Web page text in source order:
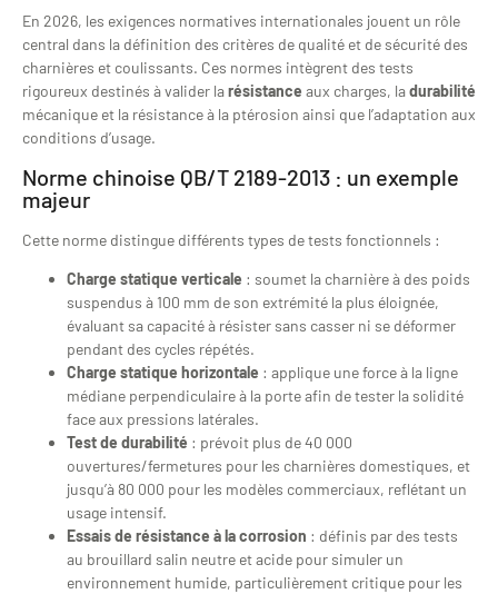
En 2026, les exigences normatives internationales jouent un rôle
central dans la définition des critères de qualité et de sécurité des
charnières et coulissants. Ces normes intègrent des tests
rigoureux destinés à valider larésistance aux charges, ladurabilité
mécanique et la résistance à la ptérosion ainsi que l’adaptation aux
conditions d’usage.
Norme chinoise QB/T 2189-2013 : un exemple
majeur
Cette norme distingue différents types de tests fonctionnels :
Charge statique verticale : soumet la charnière à des poids
suspendus à 100 mm de son extrémité la plus éloignée,
évaluant sa capacité à résister sans casser ni se déformer
pendant des cycles répétés.
Charge statique horizontale : applique une force à la ligne
médiane perpendiculaire à la porte afin de tester la solidité
face aux pressions latérales.
Test de durabilité : prévoit plus de 40 000
ouvertures/fermetures pour les charnières domestiques, et
jusqu’à 80 000 pour les modèles commerciaux, reflétant un
usage intensif.
Essais de résistance à la corrosion : définis par des tests
au brouillard salin neutre et acide pour simuler un
environnement humide, particulièrement critique pour les